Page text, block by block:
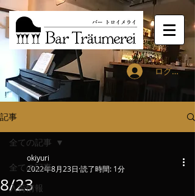
ログイン
記事
全ての記事
入荷情報
全ての記事
8/23
okiyuri
2022年8月23日 読了時間: 1分